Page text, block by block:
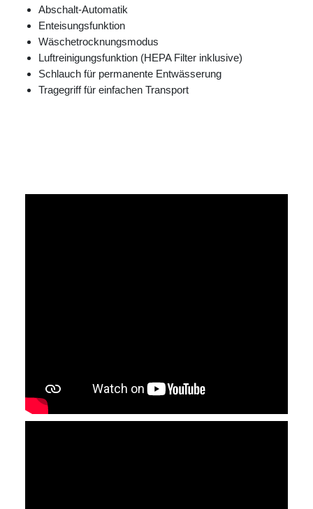
Abschalt-Automatik
Enteisungsfunktion
Wäschetrocknungsmodus
Luftreinigungsfunktion (HEPA Filter inklusive)
Schlauch für permanente Entwässerung
Tragegriff für einfachen Transport